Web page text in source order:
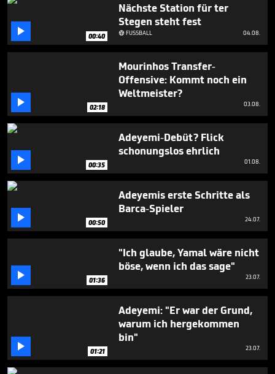
seconds
 00:40
Nächste Station für ter
Stegen steht fest
FUSSBALL 04.08.
 02:18
Mourinhos Transfer-
Offensive: Kommt noch ein
Weltmeister?
03.08.
 00:35
Adeyemi-Debüt? Flick
schonungslos ehrlich
01.08.
 00:50
Adeyemis erste Schritte als
Barca-Spieler
24.07.
 01:36
"Ich glaube, Yamal wäre nicht
böse, wenn ich das sage"
23.07.
 01:21
Adeyemi: "Er war der Grund,
warum ich hergekommen
bin"
23.07.